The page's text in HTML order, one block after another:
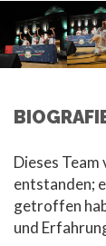
Dieses
entstanden;
getroffen
und